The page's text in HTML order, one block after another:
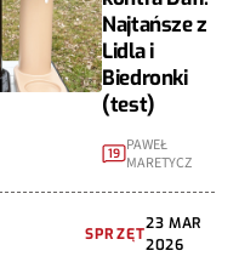
Najtańsze z
Lidla i
Biedronki
(test)
19 PAWEŁ
MARETYCZ
SPRZĘT
23 MAR
2026